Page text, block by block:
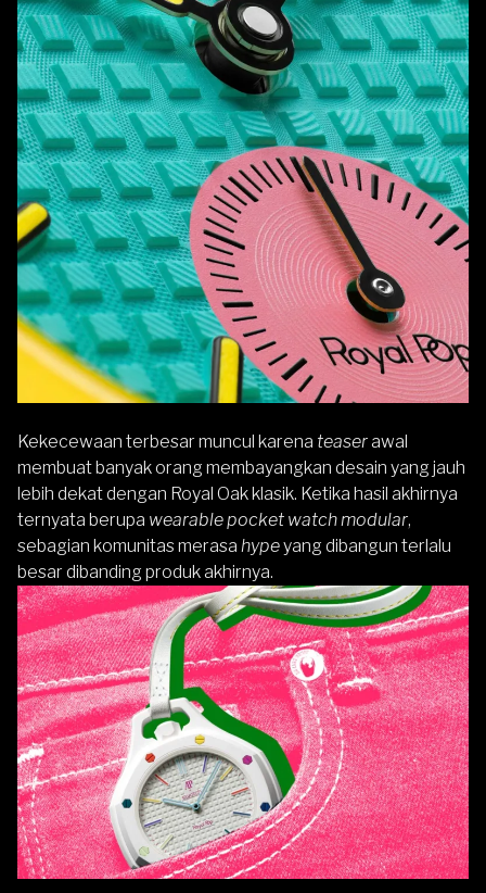
Kekecewaan terbesar muncul karena teaserawal
membuat banyak orang membayangkan desain yang jauh
lebih dekat dengan Royal Oak klasik. Ketika hasil akhirnya
ternyata berupa wearable pocket watch modular,
sebagian komunitas merasa hypeyang dibangun terlalu
besar dibanding produk akhirnya.